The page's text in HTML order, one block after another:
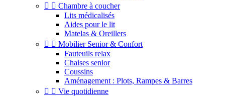
  Chambre à coucher
Lits médicalisés
Aides pour le lit
Matelas & Oreillers
  Mobilier Senior & Confort
Fauteuils relax
Chaises senior
Coussins
Aménagement : Plots, Rampes & Barres
  Vie quotidienne